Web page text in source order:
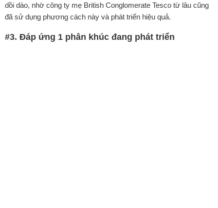
dồi dào, nhờ công ty mẹ British Conglomerate Tesco từ lâu cũng
đã sử dụng phương cách này và phát triển hiệu quả.
#3. Đáp ứng 1 phân khúc đang phát triển